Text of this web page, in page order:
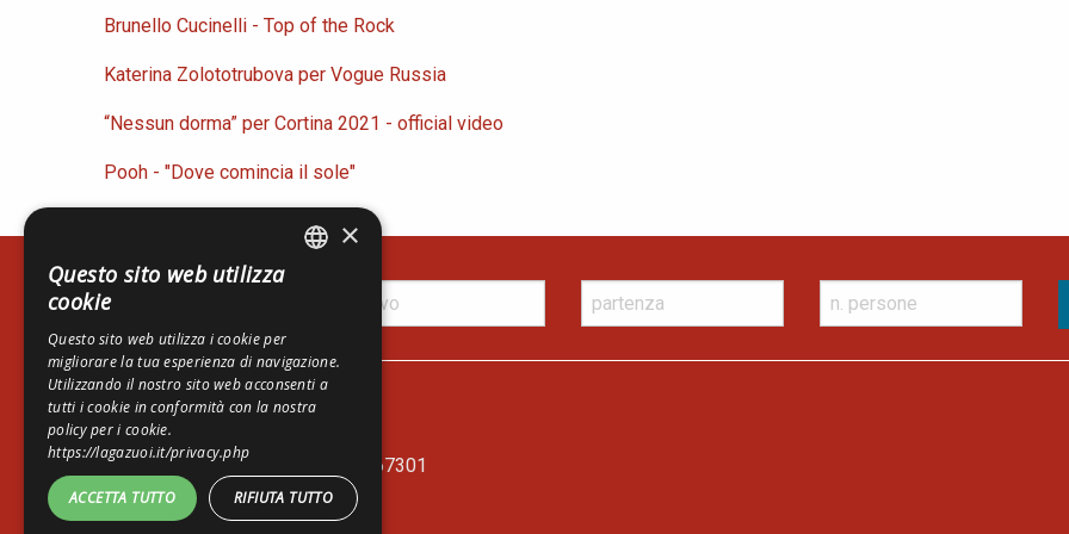
Brunello Cucinelli - Top of the Rock
Katerina Zolototrubova per Vogue Russia
“Nessun dorma” per Cortina 2021 - official video
Pooh - "Dove comincia il sole"
Lagazuoi Spa
Via del Mercato, 14
I-32043 Cortina d'Ampezzo - BL
Telefono Biglietteria +39 0436 867301
C.F. e P.I. 00083390252
GERMAN
×
Questo sito web utilizza
cookie
Questo sito web utilizza i cookie per
migliorare la tua esperienza di navigazione.
Utilizzando il nostro sito web acconsenti a
tutti i cookie in conformità con la nostra
policy per i cookie.
https://lagazuoi.it/privacy.php
ACCETTA TUTTO RIFIUTA TUTTO